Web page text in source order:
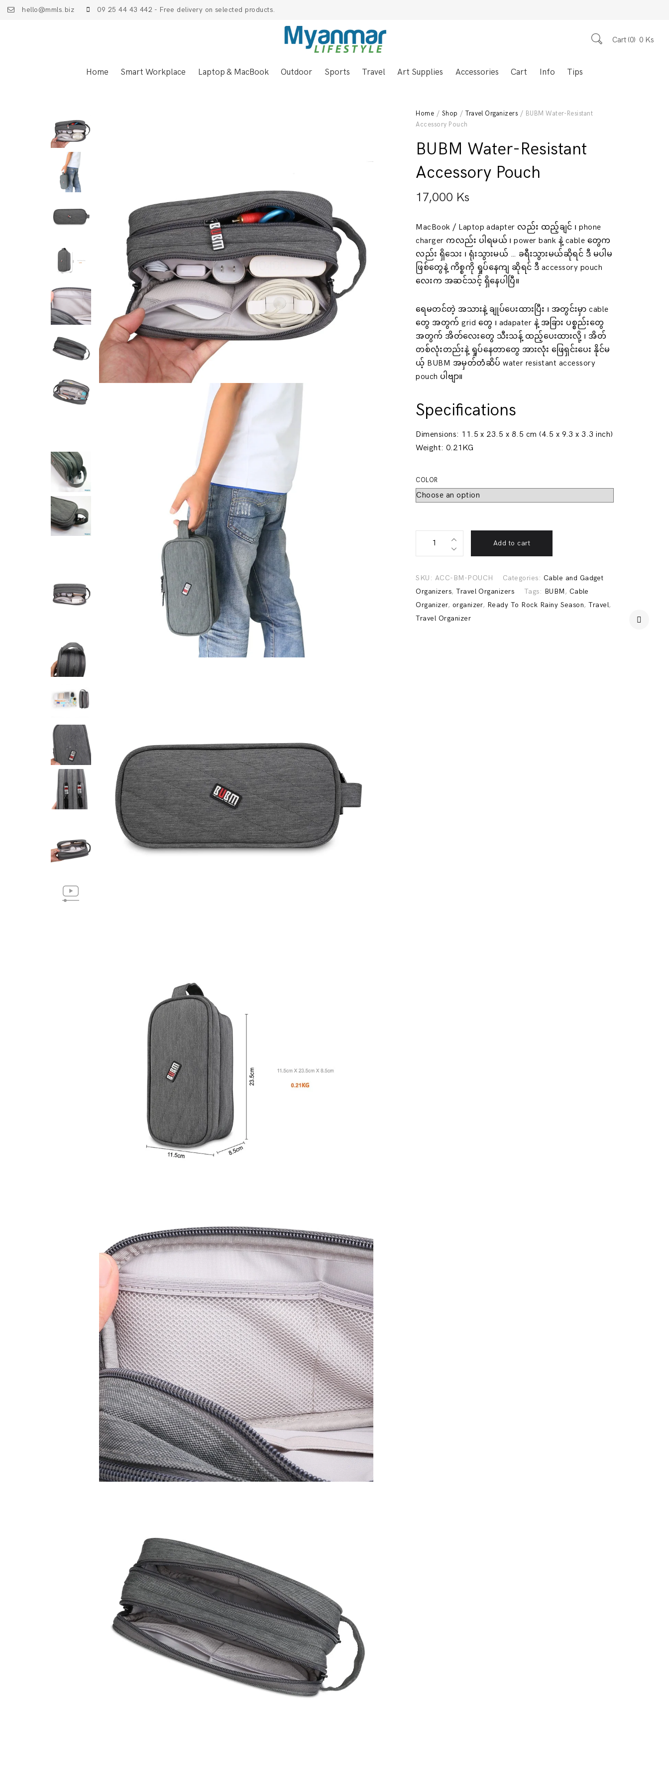
hello@mmls.biz 09 25 44 43 442 - Free delivery on selected products.
Cart 0 0 Ks
Home Smart Workplace Laptop & MacBook Outdoor Sports Travel Art Supplies Accessories Cart Info Tips
Home / Shop /Travel Organizers / BUBM Water-Resistant
Accessory Pouch
BUBM Water-Resistant
Accessory Pouch
17,000 Ks
MacBook / Laptop adapter လည်း ထည့်ချင် ၊ phone
charger ကလည်း ပါရမယ် ၊ power bank နဲ့ cable တွေက
လည်း ရှိသေး ၊ ရုံးသွားမယ် … ခရီးသွားမယ်ဆိုရင် ဒီ မပါမ
ဖြစ်တွေနဲ့ ကိစ္စကို ရှုပ်နေကျ ဆိုရင် ဒီ accessory pouch
လေးက အဆင်သင့် ရှိနေပါပြီ။
ရေမတင်တဲ့ အသားနဲ့ ချုပ်ပေးထားပြီး ၊ အတွင်းမှာ cable
တွေ အတွက် grid တွေ ၊ adapater နဲ့ အခြား ပစ္စည်းတွေ
အတွက် အိတ်လေးတွေ သီးသန့် ထည့်ပေးထားလို့ ၊ အိတ်
တစ်လုံးတည်းနဲ့ ရှုပ်နေတာတွေ အားလုံး ဖြေရှင်းပေး နိုင်မ
ယ့် BUBM အမှတ်တံဆိပ် water resistant accessory
pouch ပါဗျာ။
Specifications
Dimensions: 11.5 x 23.5 x 8.5 cm (4.5 x 9.3 x 3.3 inch)
Weight: 0.21KG
COLOR
Accessory
Pouch
quantity
Add to cart
SKU: ACC-BM-POUCH Categories: Cable and Gadget
Organizers,Travel Organizers Tags: BUBM, Cable
Organizer, organizer, Ready To Rock Rainy Season,Travel,
Travel Organizer